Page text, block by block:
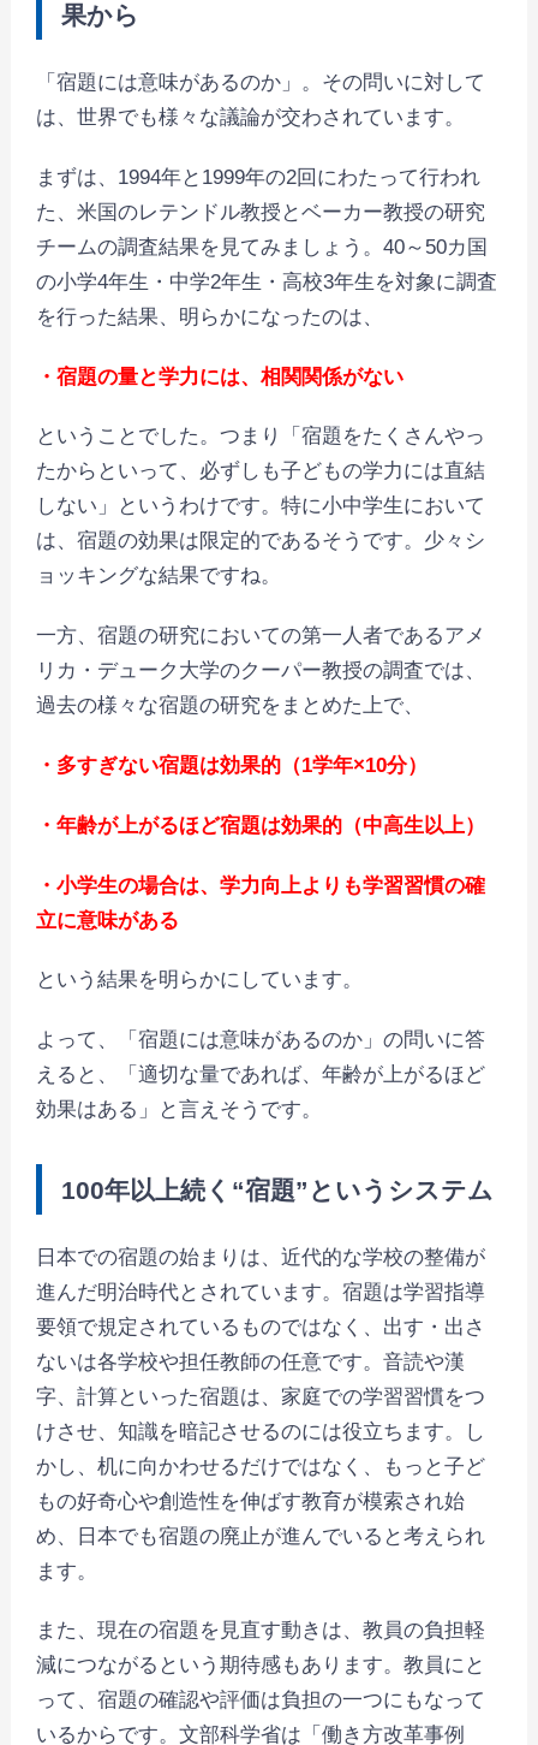
果から
「宿題には意味があるのか」。その問いに対して
は、世界でも様々な議論が交わされています。
まずは、1994年と1999年の2回にわたって行われ
た、米国のレテンドル教授とベーカー教授の研究
チームの調査結果を見てみましょう。40～50カ国
の小学4年生・中学2年生・高校3年生を対象に調査
を行った結果、明らかになったのは、
・宿題の量と学力には、相関関係がない
ということでした。つまり「宿題をたくさんやっ
たからといって、必ずしも子どもの学力には直結
しない」というわけです。特に小中学生において
は、宿題の効果は限定的であるそうです。少々シ
ョッキングな結果ですね。
一方、宿題の研究においての第一人者であるアメ
リカ・デューク大学のクーパー教授の調査では、
過去の様々な宿題の研究をまとめた上で、
・多すぎない宿題は効果的 （1学年×10分）
・年齢が上がるほど宿題は効果的（中高生以上）
・小学生の場合は、学力向上よりも学習習慣の確
立に意味がある
という結果を明らかにしています。
よって、「宿題には意味があるのか」の問いに答
えると、「適切な量であれば、年齢が上がるほど
効果はある」と言えそうです。
100年以上続く“宿題”というシステム
日本での宿題の始まりは、近代的な学校の整備が
進んだ明治時代とされています。宿題は学習指導
要領で規定されているものではなく、出す・出さ
ないは各学校や担任教師の任意です。音読や漢
字、計算といった宿題は、家庭での学習習慣をつ
けさせ、知識を暗記させるのには役立ちます。し
かし、机に向かわせるだけではなく、もっと子ど
もの好奇心や創造性を伸ばす教育が模索され始
め、日本でも宿題の廃止が進んでいると考えられ
ます。
また、現在の宿題を見直す動きは、教員の負担軽
減につながるという期待感もあります。教員にと
って、宿題の確認や評価は負担の一つにもなって
いるからです。文部科学省は「働き方改革事例